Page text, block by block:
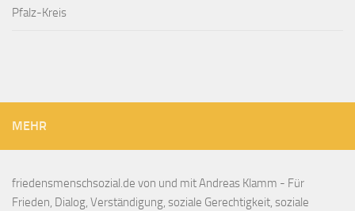
Pfalz-Kreis
MEHR
friedensmenschsozial.de von und mit Andreas Klamm - Für
Frieden, Dialog, Verständigung, soziale Gerechtigkeit, soziale